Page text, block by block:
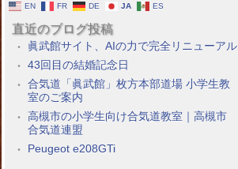
EN FR DE JA ES
直近のブログ投稿
眞武館サイト、AIの力で完全リニューアル
43回目の結婚記念日
合気道「眞武館」枚方本部道場 小学生教
室のご案内
高槻市の小学生向け合気道教室｜高槻市
合気道連盟
Peugeot e208GTi